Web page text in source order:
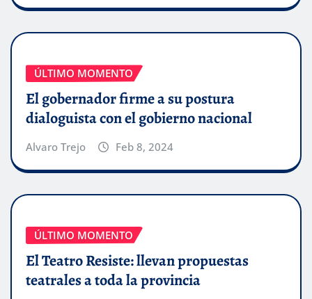
ÚLTIMO MOMENTO
El gobernador firme a su postura
dialoguista con el gobierno nacional
Alvaro Trejo Feb 8, 2024
ÚLTIMO MOMENTO
El Teatro Resiste: llevan propuestas
teatrales a toda la provincia